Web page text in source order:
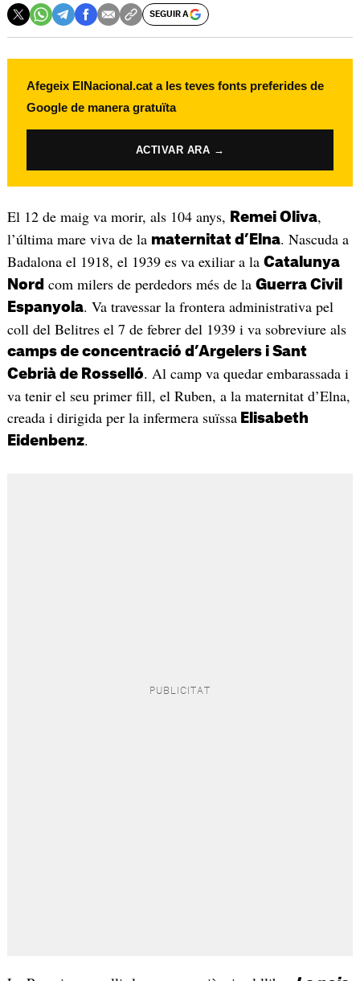
SEGUIR A
Afegeix ElNacional.cat a les teves fonts preferides de
Google de manera gratuïta
ACTIVAR ARA →
El 12 de maig va morir, als 104 anys, Remei Oliva,
l’última mare viva de la maternitat d’Elna. Nascuda a
Badalona el 1918, el 1939 es va exiliar a la Catalunya
Nord com milers de perdedors més de la Guerra Civil
Espanyola. Va travessar la frontera administrativa pel
coll del Belitres el 7 de febrer del 1939 i va sobreviure als
camps de concentració d’Argelers i Sant
Cebrià de Rosselló. Al camp va quedar embarassada i
va tenir el seu primer fill, el Ruben, a la maternitat d’Elna,
creada i dirigida per la infermera suïssaElisabeth
Eidenbenz.